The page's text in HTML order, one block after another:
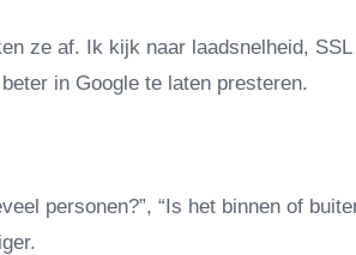
ze af. Ik kijk naar laadsnelheid,
in Google te laten presteren.
personen?”, “Is het binnen of